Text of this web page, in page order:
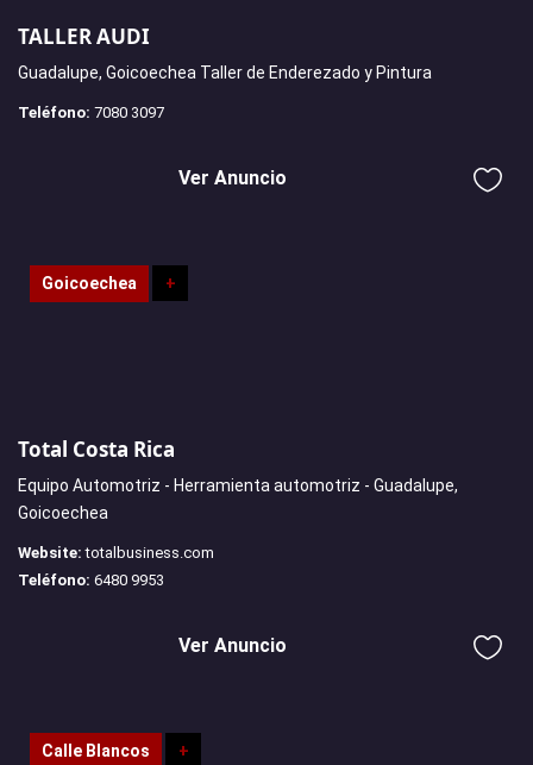
TALLER AUDI
Guadalupe, Goicoechea Taller de Enderezado y Pintura
Teléfono: 7080 3097
Ver Anuncio
Goicoechea +
Total Costa Rica
Equipo Automotriz - Herramienta automotriz - Guadalupe,
Goicoechea
Website: totalbusiness.com
Teléfono: 6480 9953
Ver Anuncio
Calle Blancos +